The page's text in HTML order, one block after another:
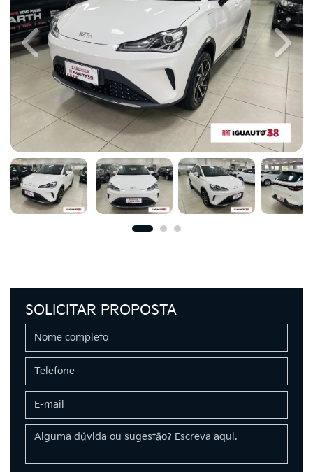
Previous Next
SOLICITAR PROPOSTA